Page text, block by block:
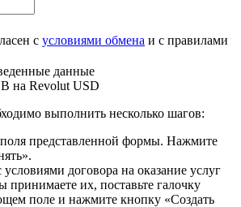
с условиями обмена и с правилами
данные
на Revolut USD
выполнить несколько шагов:
поля представленной формы. Нажмите
условиями договора на оказание услуг
принимаете их, поставьте галочку
поле и нажмите кнопку «Создать